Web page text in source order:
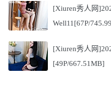
[Xiuren秀人网
Well11[67P/
[Xiuren秀人网
[49P/667.51MB]